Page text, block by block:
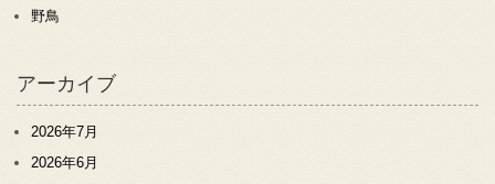
野鳥
アーカイブ
2026年7月
2026年6月